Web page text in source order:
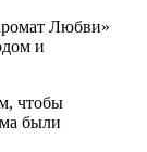
Любви»
и
чтобы
были